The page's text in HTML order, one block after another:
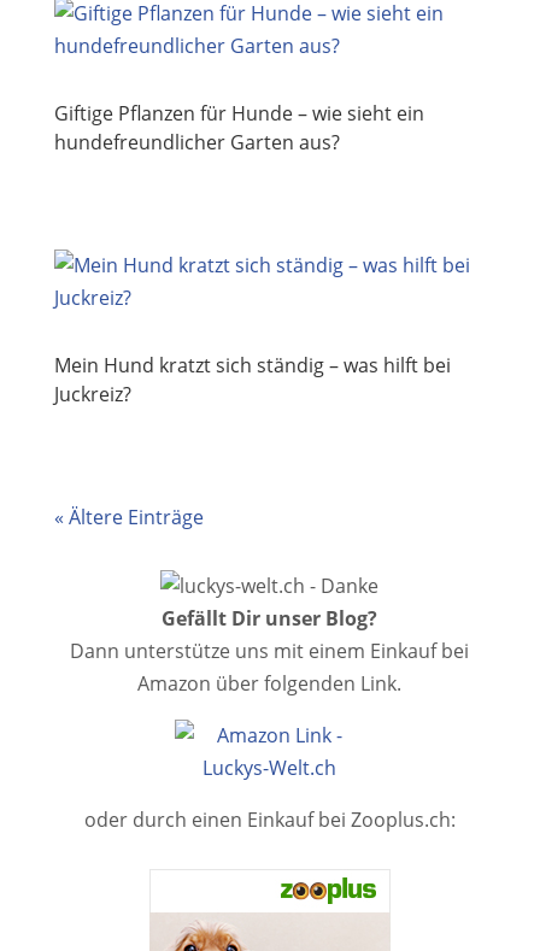
Giftige Pflanzen für Hunde – wie sieht ein
hundefreundlicher Garten aus?
Mein Hund kratzt sich ständig – was hilft bei
Juckreiz?
« Ältere Einträge
Gefällt Dir unser Blog?
Dann unterstütze uns mit einem Einkauf bei
Amazon über folgenden Link.
oder durch einen Einkauf bei Zooplus.ch: